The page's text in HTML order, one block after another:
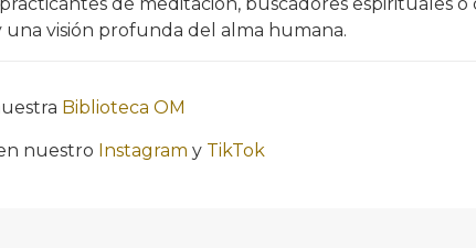
una visión profunda del alma humana.
Biblioteca OM
nuestro Instagram y TikTok